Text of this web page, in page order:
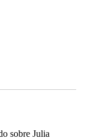
sobre Julia